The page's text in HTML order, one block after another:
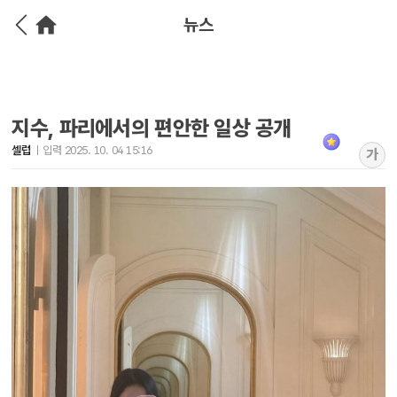
뉴스
지수, 파리에서의 편안한 일상 공개
셀럽 입력 2025. 10. 04 15:16 가